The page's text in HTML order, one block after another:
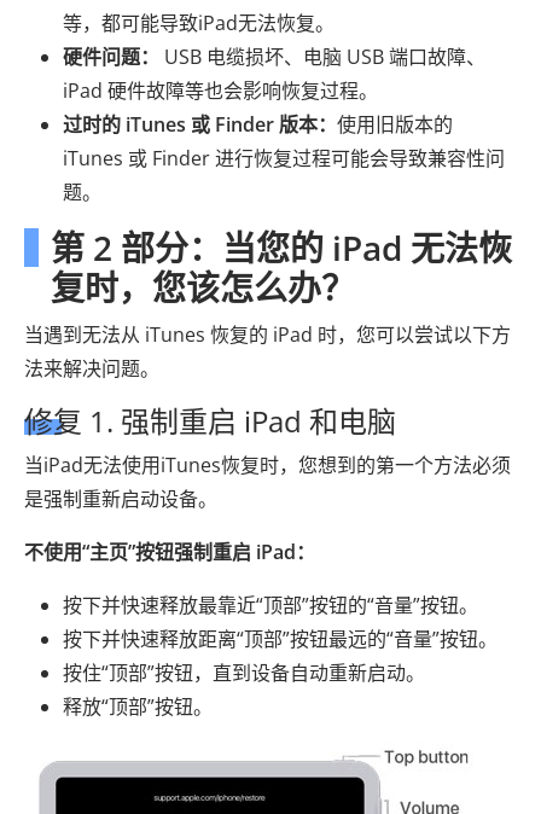
等，都可能导致iPad无法恢复。
硬件问题：
USB 电缆损坏、电脑 USB 端口故障、
iPad 硬件故障等也会影响恢复过程。
过时的 iTunes 或 Finder 版本： 使用旧版本的
iTunes 或 Finder 进行恢复过程可能会导致兼容性问
题。
第 2 部分：当您的 iPad 无法恢
复时，您该怎么办？
当遇到无法从 iTunes 恢复的 iPad 时，您可以尝试以下方
法来解决问题。
修复 1. 强制重启 iPad 和电脑
当iPad无法使用iTunes恢复时，您想到的第一个方法必须
是强制重新启动设备。
不使用“主页”按钮强制重启 iPad：
按下并快速释放最靠近“顶部”按钮的“音量”按钮。
按下并快速释放距离“顶部”按钮最远的“音量​​”按钮。
按住“顶部”按钮，直到设备自动重新启动。
释放“顶部”按钮。